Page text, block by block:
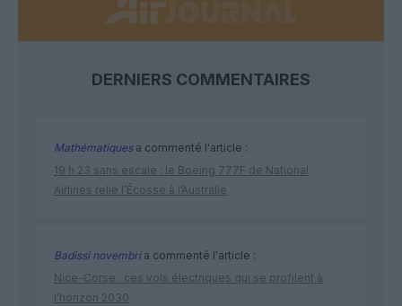
DERNIERS COMMENTAIRES
Mathématiquesa commenté l'article :
19 h 23 sans escale : le Boeing 777F de National
Airlines relie l’Écosse à l’Australie
Badissi novembria commenté l'article :
Nice–Corse : ces vols électriques qui se profilent à
l’horizon 2030